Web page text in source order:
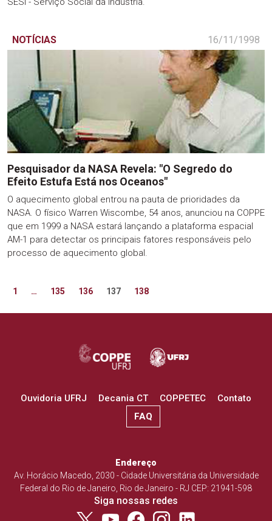
NOTÍCIAS 16/11/1998
Pesquisador da NASA Revela: "O Segredo do
Efeito Estufa Está nos Oceanos"
O aquecimento global entrou na pauta de prioridades da
NASA. O físico Warren Wiscombe, 54 anos, anunciou na COPPE
que em 1999 a NASA estará lançando a plataforma espacial
AM-1 para detectar os principais fatores responsáveis pelo
processo de aquecimento global.
Paginação
de
Anterior
1 … 135 136 137 138
Ouvidoria UFRJ Decania CT COPPETEC
Contato
FAQ
Endereço
Av. Horácio Macedo, 2030 - Cidade Universitária da Universidade
Federal do Rio de Janeiro, Rio de Janeiro - RJ CEP: 21941-598
Siga nossas redes